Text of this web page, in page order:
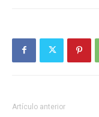
Artículo anterior